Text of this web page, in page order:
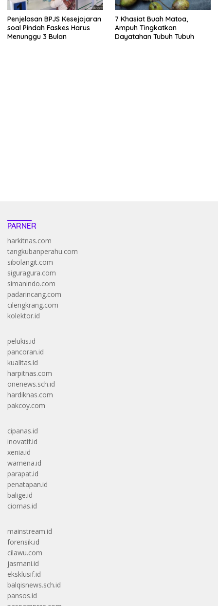
Penjelasan BPJS Kesejajaran
soal Pindah Faskes Harus
Menunggu 3 Bulan
7 Khasiat Buah Matoa,
Ampuh Tingkatkan
Dayatahan Tubuh Tubuh
PARNER
harkitnas.com
tangkubanperahu.com
sibolangit.com
siguragura.com
simanindo.com
padarincang.com
cilengkrang.com
kolektor.id
pelukis.id
pancoran.id
kualitas.id
harpitnas.com
onenews.sch.id
hardiknas.com
pakcoy.com
cipanas.id
inovatif.id
xenia.id
wamena.id
parapat.id
penatapan.id
balige.id
ciomas.id
mainstream.id
forensik.id
cilawu.com
jasmani.id
eksklusif.id
balqisnews.sch.id
pansos.id